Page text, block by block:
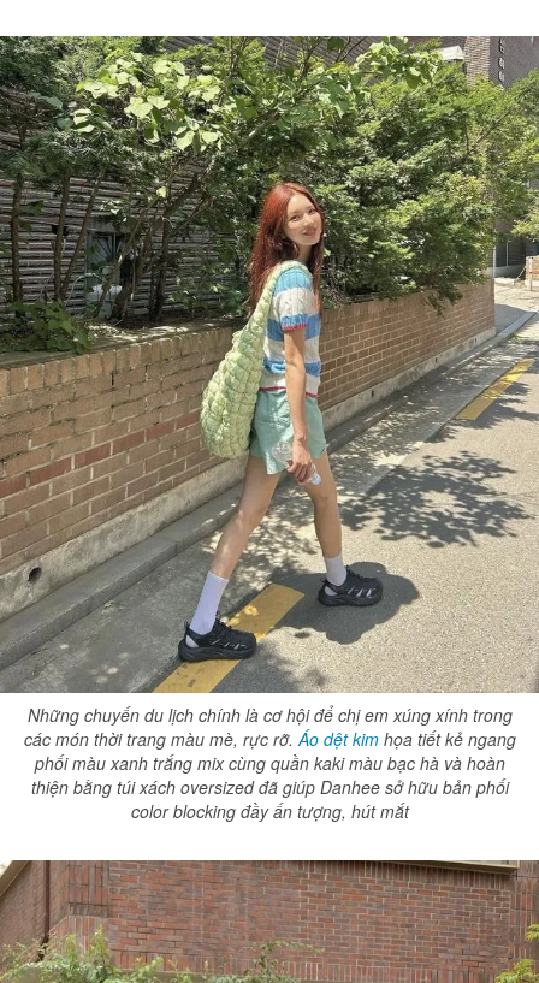
Những chuyến du lịch chính là cơ hội để chị em xúng xính trong
các món thời trang màu mè, rực rỡ. Áo dệt kimhọa tiết kẻ ngang
phối màu xanh trắng mix cùng quần kaki màu bạc hà và hoàn
thiện bằng túi xách oversized đã giúp Danhee sở hữu bản phối
color blocking đầy ấn tượng, hút mắt